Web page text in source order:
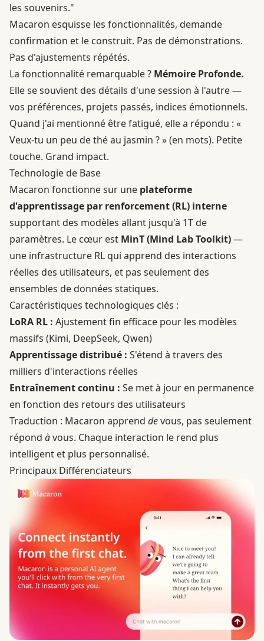
les souvenirs."
Macaron esquisse les fonctionnalités, demande
confirmation et le construit. Pas de démonstrations.
Pas d'ajustements répétés.
La fonctionnalité remarquable ? Mémoire Profonde.
Elle se souvient des détails d'une session à l'autre —
vos préférences, projets passés, indices émotionnels.
Quand j'ai mentionné être fatigué, elle a répondu : «
Veux-tu un peu de thé au jasmin ? » (en mots). Petite
touche. Grand impact.
Technologie de Base
Macaron fonctionne sur une plateforme
d'apprentissage par renforcement (RL) interne
supportant des modèles allant jusqu'à 1T de
paramètres. Le cœur est MinT (Mind Lab Toolkit)—
une infrastructure RL qui apprend des interactions
réelles des utilisateurs, et pas seulement des
ensembles de données statiques.
Caractéristiques technologiques clés :
LoRA RL : Ajustement fin efficace pour les modèles
massifs (Kimi, DeepSeek, Qwen)
Apprentissage distribué : S'étend à travers des
milliers d'interactions réelles
Entraînement continu : Se met à jour en permanence
en fonction des retours des utilisateurs
Traduction : Macaron apprend devous, pas seulement
répond àvous. Chaque interaction le rend plus
intelligent et plus personnalisé.
Principaux Différenciateurs